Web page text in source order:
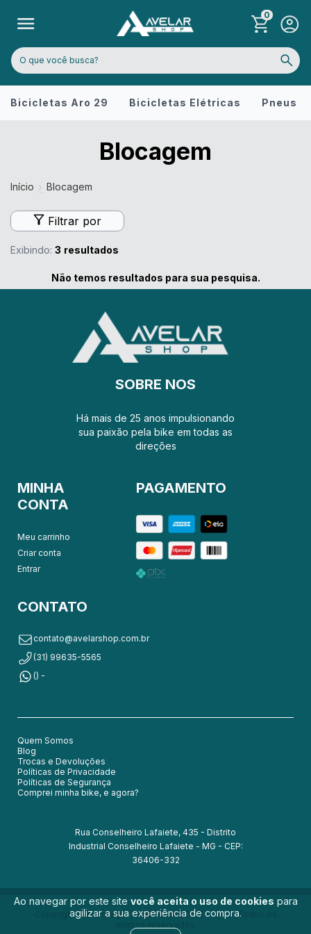
0
Bicicletas Aro 29 Bicicletas Elétricas Pneus
Ao navegar por este site você aceita o uso de cookies para
agilizar a sua experiência de compra.
Blocagem
Início Blocagem
Filtrar por
Exibindo: 3 resultados
Não temos resultados para sua pesquisa.
SOBRE NOS
Há mais de 25 anos impulsionando
sua paixão pela bike em todas as
direções
MINHA
CONTA
Meu carrinho
Criar conta
Entrar
CONTATO
contato@avelarshop.com.br
(31) 99635-5565
() -
PAGAMENTO
Quem Somos
Blog
Trocas e Devoluções
Políticas de Privacidade
Políticas de Segurança
Comprei minha bike, e agora?
Rua Conselheiro Lafaiete, 435 - Distrito
Industrial Conselheiro Lafaiete - MG - CEP:
36406-332
Copyright Avelarshop - 54050830000152 - 2026. Todos os